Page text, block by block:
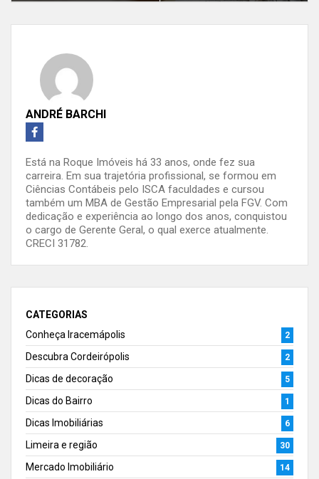
ANDRÉ BARCHI
Está na Roque Imóveis há 33 anos, onde fez sua
carreira. Em sua trajetória profissional, se formou em
Ciências Contábeis pelo ISCA faculdades e cursou
também um MBA de Gestão Empresarial pela FGV. Com
dedicação e experiência ao longo dos anos, conquistou
o cargo de Gerente Geral, o qual exerce atualmente.
CRECI 31782.
CATEGORIAS
Conheça Iracemápolis
2
Descubra Cordeirópolis 2
Dicas de decoração 5
Dicas do Bairro 1
Dicas Imobiliárias 6
Limeira e região 30
Mercado Imobiliário 14